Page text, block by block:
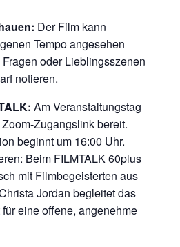
Der Film kann
Tempo angesehen
oder Lieblingsszenen
notieren.
Am Veranstaltungstag
Zugangslink bereit.
beginnt um 16:00 Uhr.
Beim FILMTALK 60plus
mit Filmbegeisterten aus
Jordan begleitet das
eine offene, angenehme